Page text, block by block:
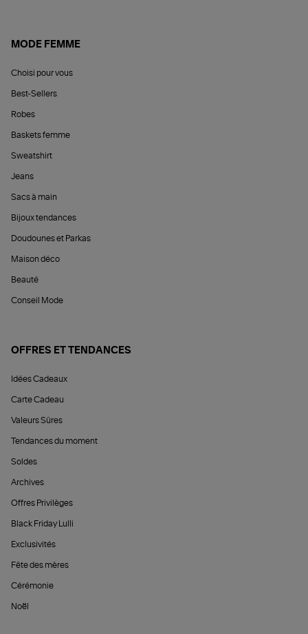
MODE FEMME
Choisi pour vous
Best-Sellers
Robes
Baskets femme
Sweatshirt
Jeans
Sacs à main
Bijoux tendances
Doudounes et Parkas
Maison déco
Beauté
Conseil Mode
OFFRES ET TENDANCES
Idées Cadeaux
Carte Cadeau
Valeurs Sûres
Tendances du moment
Soldes
Archives
Offres Privilèges
Black Friday Lulli
Exclusivités
Fête des mères
Cérémonie
Noël